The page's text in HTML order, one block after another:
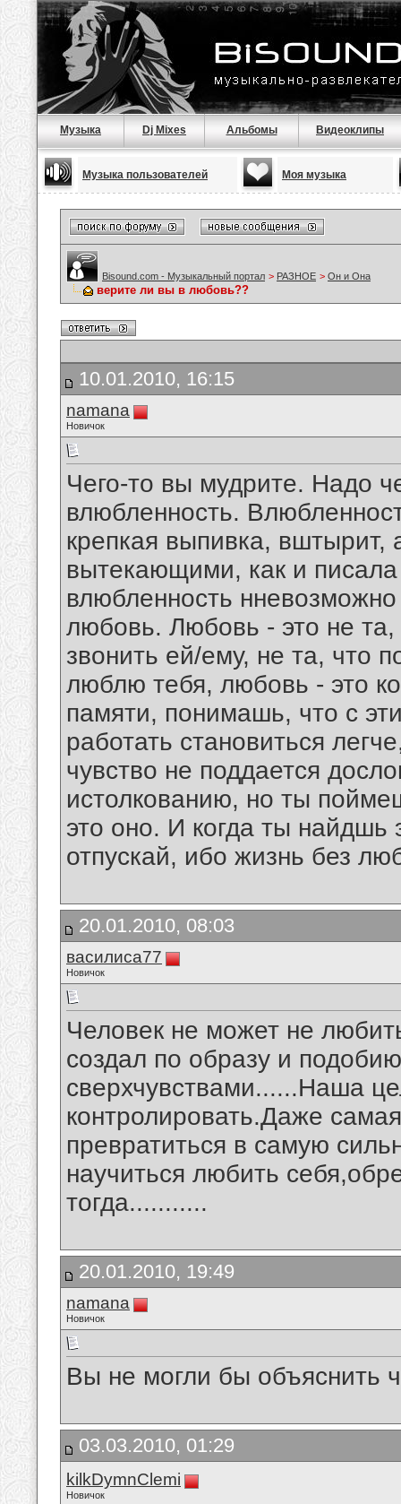
Музыка Dj Mixes Альбомы Видеоклипы
Музыка пользователей Моя музыка
Bisound.com - Музыкальный портал > РАЗНОЕ > Он и Она
верите ли вы в любовь??
10.01.2010, 16:15
namana
Новичок
Чего-то вы мудрите. Надо
влюбленность.
крепкая выпивка, вштырит,
вытекающими, как и писала
влюбленность
любовь. Любовь - это не
звонить ей/ему, не та, что
люблю тебя, любовь - это
памяти, понимашь, что с
работать становиться
чувство не поддается
истолкованию, но ты
это оно. И когда ты найдшь
отпускай, ибо жизнь без
20.01.2010, 08:03
василиса77
Новичок
Человек не может не
создал по образу и
сверхчувствами......Наша
контролировать.Даже
превратиться в самую
научиться любить
тогда...........
20.01.2010, 19:49
namana
Новичок
Вы не могли бы объяснить
03.03.2010, 01:29
kilkDymnClemi
Новичок